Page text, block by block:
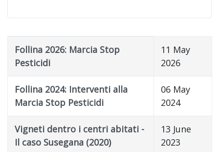
Title Published Date
Follina 2026: Marcia Stop
Pesticidi
11 May
2026
Follina 2024: Interventi alla
Marcia Stop Pesticidi
06 May
2024
Vigneti dentro i centri abitati -
Il caso Susegana (2020)
13 June
2023